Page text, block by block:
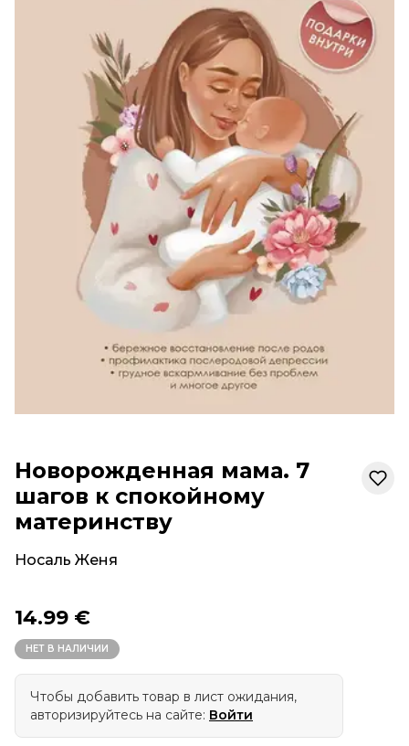
Новорожденная мама. 7
шагов к спокойному
материнству
Носаль Женя
14.99 €
НЕТ В НАЛИЧИИ
Чтобы добавить товар в лист ожидания,
авторизируйтесь на сайте: Войти